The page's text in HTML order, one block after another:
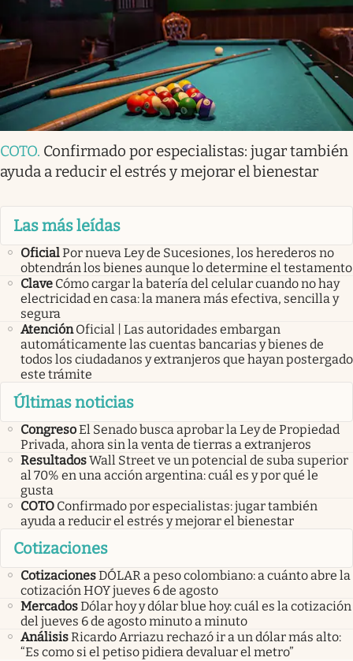
COTO. Confirmado por especialistas: jugar también
ayuda a reducir el estrés y mejorar el bienestar
Las más leídas
OficialPor nueva Ley de Sucesiones, los herederos no
obtendrán los bienes aunque lo determine el testamento
Clave Cómo cargar la batería del celular cuando no hay
electricidad en casa: la manera más efectiva, sencilla y
segura
Atención Oficial | Las autoridades embargan
automáticamente las cuentas bancarias y bienes de
todos los ciudadanos y extranjeros que hayan postergado
este trámite
Últimas noticias
CongresoEl Senado busca aprobar la Ley de Propiedad
Privada, ahora sin la venta de tierras a extranjeros
ResultadosWall Street ve un potencial de suba superior
al 70% en una acción argentina: cuál es y por qué le
gusta
COTO Confirmado por especialistas: jugar también
ayuda a reducir el estrés y mejorar el bienestar
Cotizaciones
CotizacionesDÓLAR a peso colombiano: a cuánto abre la
cotización HOY jueves 6 de agosto
MercadosDólar hoy y dólar blue hoy: cuál es la cotización
del jueves 6 de agosto minuto a minuto
AnálisisRicardo Arriazu rechazó ir a un dólar más alto:
“Es como si el petiso pidiera devaluar el metro”